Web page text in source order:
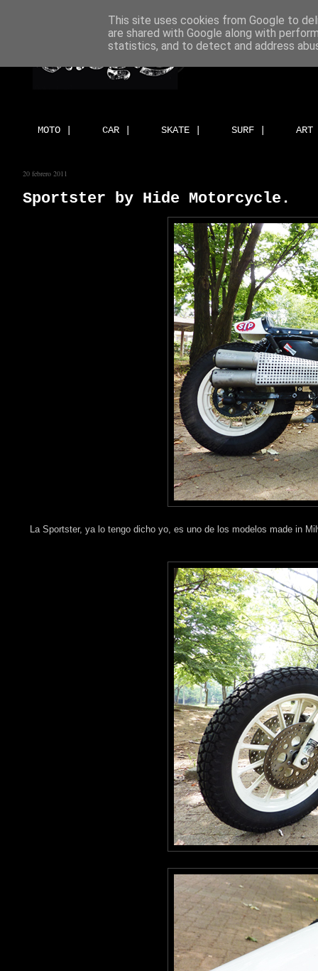
MOTO | CAR | SKATE | SURF |
20 febrero 2011
Sportster by Hide Motorcycle.
La Sportster, ya lo tengo dicho yo, es uno de los modelos made in
This site uses cookies from Google to
are shared with Google along with
statistics, and to detect and address